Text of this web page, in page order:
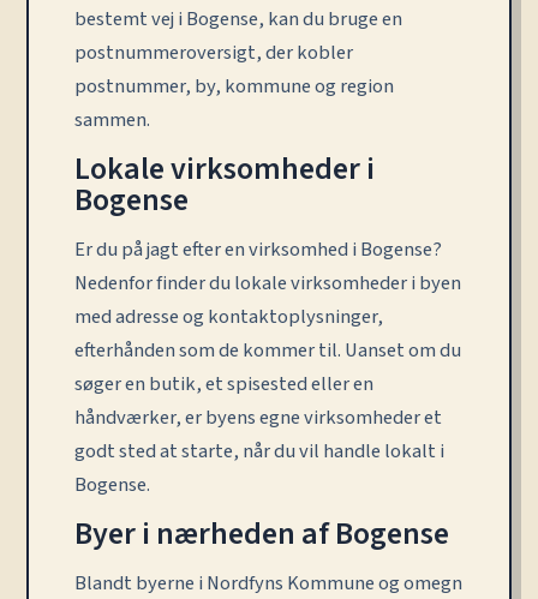
bestemt vej i Bogense, kan du bruge en
postnummeroversigt, der kobler
postnummer, by, kommune og region
sammen.
Lokale virksomheder i
Bogense
Er du på jagt efter en virksomhed i Bogense?
Nedenfor finder du lokale virksomheder i byen
med adresse og kontaktoplysninger,
efterhånden som de kommer til. Uanset om du
søger en butik, et spisested eller en
håndværker, er byens egne virksomheder et
godt sted at starte, når du vil handle lokalt i
Bogense.
Byer i nærheden af Bogense
Blandt byerne i Nordfyns Kommune og omegn